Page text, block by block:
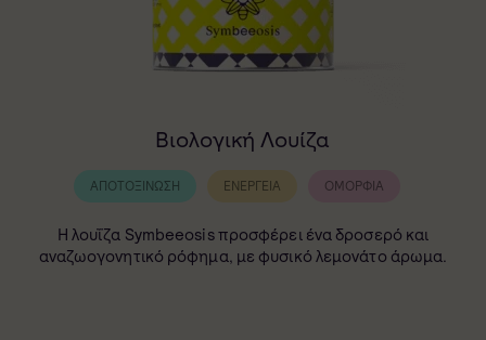
Βιολογική Λουίζα
ΑΠΟΤΟΞΊΝΩΣΗ ΕΝΈΡΓΕΙΑ ΟΜΟΡΦΙΆ
Η λουΐζα Symbeeosis προσφέρει ένα δροσερό και
αναζωογονητικό ρόφημα, με φυσικό λεμονάτο άρωμα.